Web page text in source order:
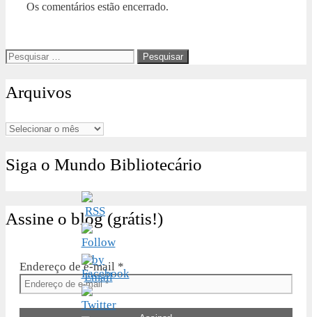
Os comentários estão encerrado.
Pesquisar
Arquivos
Arquivos
Siga o Mundo Bibliotecário
Assine o blog (grátis!)
Endereço de e-mail *